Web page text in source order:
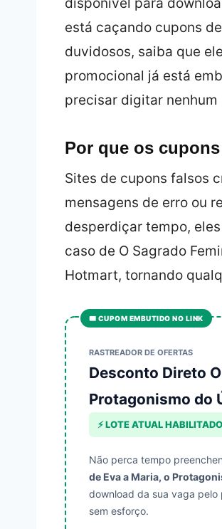
disponível para
está caçando cupons
duvidosos, saiba que
promocional já está
precisar digitar nenhum
Por que os
Sites de cupons falsos
mensagens de erro ou
desperdiçar tempo,
caso de O Sagrado
Hotmart, tornando
🎟️ CUPOM EMBUTIDO NO LINK
RASTREADOR DE OFERTAS
Desconto Direto
Protagonismo do
⚡ LOTE ATUAL HABILITADO
Não perca tempo
de Eva a Maria, o
download da sua vaga
sem esforço.